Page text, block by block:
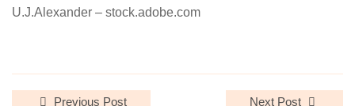
U.J.Alexander – stock.adobe.com
Previous Post Next Post